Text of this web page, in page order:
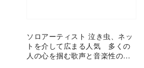
ソロアーティスト 泣き虫、ネッ
トを介して広まる人気 多くの
人の心を掴む歌声と音楽性の幅